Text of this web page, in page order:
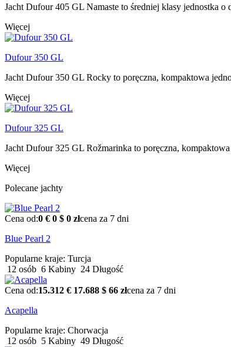
Jacht Dufour 405 GL Namaste to średniej klasy jednostka o
Więcej
Dufour 350 GL
Jacht Dufour 350 GL Rocky to poręczna, kompaktowa
Więcej
Dufour 325 GL
Jacht Dufour 325 GL Rožmarinka to poręczna,
Więcej
Polecane jachty
Cena od:0 € 0 $ 0 złcena za 7 dni
Blue Pearl 2
Popularne kraje: Turcja
12 osób 6 Kabiny 24 Długość
Cena od:15.312 € 17.688 $ 66 złcena za 7 dni
Acapella
Popularne kraje: Chorwacja
12 osób 5 Kabiny 49 Długość